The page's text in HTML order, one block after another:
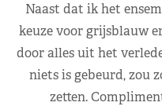
Naast dat ik het
keuze voor grijsblauw
door alles uit het
niets is gebeurd, zou
zetten.